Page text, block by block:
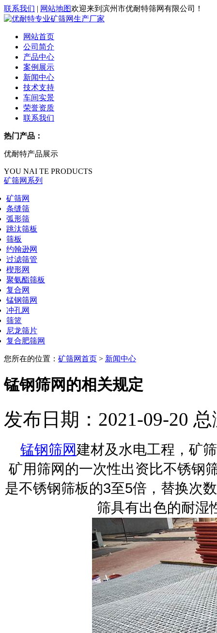
联系我们 | 网站地图欢迎来到滨州市优耐特筛网有限公司！
网站首页
公司简介
产品中心
案例展示
新闻中心
技术支持
车间实景
荣誉资质
联系我们
热门产品：
优耐特产品展示
YOU NAI TE PRODUCTS
矿筛网系列
矿筛网
条缝筛
弧形筛
跳汰筛板
筛板
约翰逊网
过滤筛管
楔形网
聚氨酯筛板
复合网
锰钢筛网
冲孔网
筛篮
尼龙筛片
复合肥筛网
您所在的位置： 矿筛网首页 > 新闻中心
锰钢筛网的相关规定
发布日期：2021-09-20
锰钢筛网建材及水电工程，矿
矿用筛网的一次性出资比不锈钢
是不锈钢筛板的3至5倍，替换次
筛具有出色的耐湿